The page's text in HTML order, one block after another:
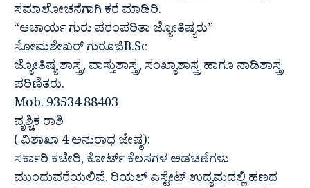
ಸಮಾಲೋಚನೆಗಾಗಿ ಕರೆ ಮಾಡಿರಿ.
“ಆಚಾರ್ಯ ಗುರು ಪರಂಪರಿತಾ ಜ್ಯೋತಿಷ್ಯರು”
ಸೋಮಶೇಖರ್ ಗುರೂಜಿB.Sc
ಜ್ಯೋತಿಷ್ಯ ಶಾಸ್ತ್ರ, ವಾಸ್ತುಶಾಸ್ತ್ರ, ಸಂಖ್ಯಾಶಾಸ್ತ್ರ ಹಾಗೂ ನಾಡಿಶಾಸ್ತ್ರ
ಪರಿಣಿತರು.
Mob. 93534 88403
ವೃಶ್ಚಿಕ ರಾಶಿ
( ವಿಶಾಖಾ 4 ಅನುರಾಧ ಜೇಷ್ಠ):
ಸರ್ಕಾರಿ ಕಚೇರಿ, ಕೋರ್ಟ್ ಕೆಲಸಗಳ ಅಡಚಣೆಗಳು
ಮುಂದುವರೆಯಲಿವೆ. ರಿಯಲ್ ಎಸ್ಟೇಟ್ ಉದ್ಯಮದಲ್ಲಿ ಹಣದ